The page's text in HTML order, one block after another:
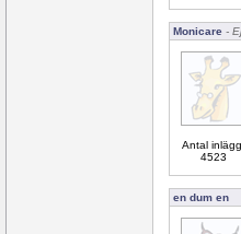
Monicare -
Antal
4523
en dum en